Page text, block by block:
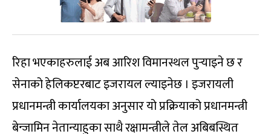
रिहा भएकाहरुलाई अब आरिश विमानस्थल पुर्‍याइने छ र
सेनाको हेलिकप्टरबाट इजरायल ल्याइनेछ । इजरायली
प्रधानमन्त्री कार्यालयका अनुसार यो प्रक्रियाको प्रधानमन्त्री
बेन्जामिन नेतान्याहुका साथै रक्षामन्त्रीले तेल अबिबस्थित